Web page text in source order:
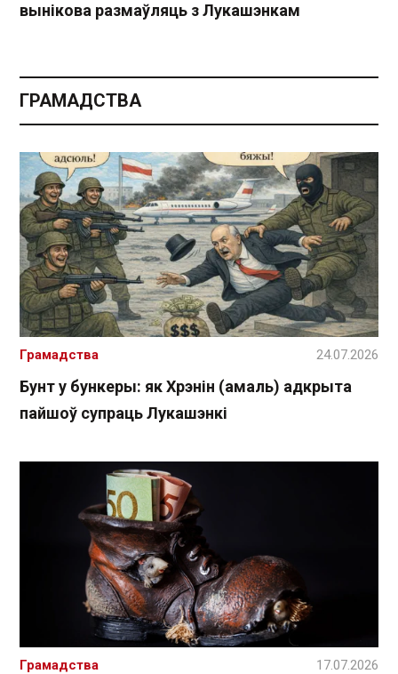
вынікова размаўляць з Лукашэнкам
ГРАМАДСТВА
Бунт у бункеры: як Хрэнін (амаль) адкрыта
пайшоў супраць Лукашэнкі
Грамадства 24.07.2026
Грамадства 17.07.2026